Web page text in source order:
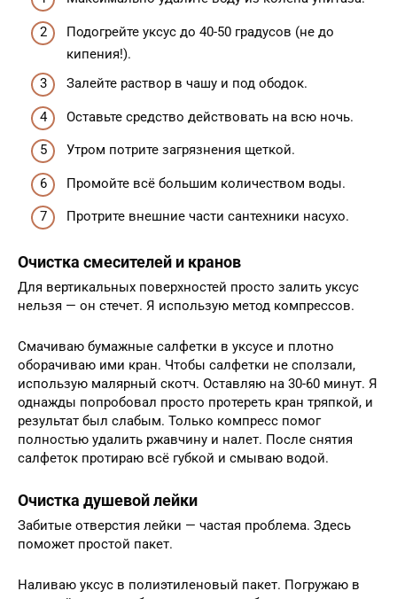
Подогрейте уксус до 40-50 градусов (не до
кипения!).
Залейте раствор в чашу и под ободок.
Оставьте средство действовать на всю ночь.
Утром потрите загрязнения щеткой.
Промойте всё большим количеством воды.
Протрите внешние части сантехники насухо.
Очистка смесителей и кранов
Для вертикальных поверхностей просто залить уксус
нельзя — он стечет. Я использую метод компрессов.
Смачиваю бумажные салфетки в уксусе и плотно
оборачиваю ими кран. Чтобы салфетки не сползали,
использую малярный скотч. Оставляю на 30-60 минут. Я
однажды попробовал просто протереть кран тряпкой, и
результат был слабым. Только компресс помог
полностью удалить ржавчину и налет. После снятия
салфеток протираю всё губкой и смываю водой.
Очистка душевой лейки
Забитые отверстия лейки — частая проблема. Здесь
поможет простой пакет.
Наливаю уксус в полиэтиленовый пакет. Погружаю в